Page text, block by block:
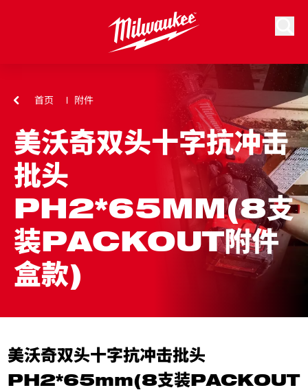
首页 附件
美沃奇双头十字抗冲击
批头
PH2*65MM(8支
装PACKOUT附件
盒款)
美沃奇双头十字抗冲击批头
PH2*65mm(8支装PACKOUT